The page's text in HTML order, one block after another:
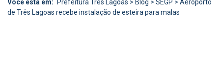
Você está em: Prefeitura Três Lagoas > Blog > SEGP > Aeroporto
de Três Lagoas recebe instalação de esteira para malas